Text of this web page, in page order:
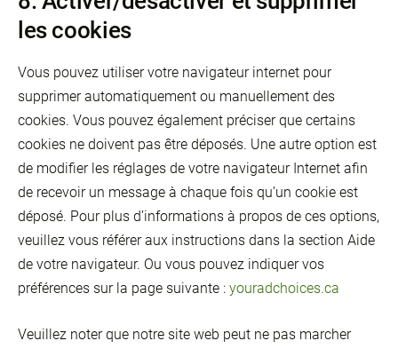
les cookies
Vous pouvez utiliser votre navigateur internet pour
supprimer automatiquement ou manuellement des
cookies. Vous pouvez également préciser que certains
cookies ne doivent pas être déposés. Une autre option est
de modifier les réglages de votre navigateur Internet afin
de recevoir un message à chaque fois qu’un cookie est
déposé. Pour plus d’informations à propos de ces options,
veuillez vous référer aux instructions dans la section Aide
de votre navigateur. Ou vous pouvez indiquer vos
préférences sur la page suivante : youradchoices.ca
Veuillez noter que notre site web peut ne pas marcher